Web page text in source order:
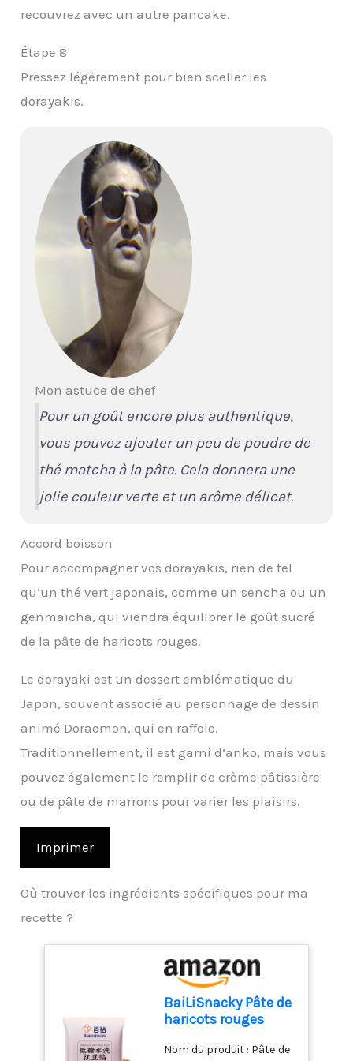
recouvrez avec un autre pancake.
Étape 8
Pressez légèrement pour bien sceller les
dorayakis.
Mon astuce de chef
Pour un goût encore plus authentique,
vous pouvez ajouter un peu de poudre de
thé matcha à la pâte. Cela donnera une
jolie couleur verte et un arôme délicat.
Accord boisson
Pour accompagner vos dorayakis, rien de tel
qu’un thé vert japonais, comme un sencha ou un
genmaicha, qui viendra équilibrer le goût sucré
de la pâte de haricots rouges.
Le dorayaki est un dessert emblématique du
Japon, souvent associé au personnage de dessin
animé Doraemon, qui en raffole.
Traditionnellement, il est garni d’anko, mais vous
pouvez également le remplir de crème pâtissière
ou de pâte de marrons pour varier les plaisirs.
Imprimer
Où trouver les ingrédients spécifiques pour ma
recette ?
BaiLiSnacky Pâte de
haricots rouges
500g Ingrédient
Nom du produit : Pâte de